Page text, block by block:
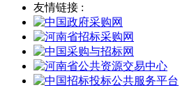
友情链接 :